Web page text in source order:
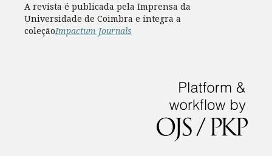
A revista é publicada pela Imprensa da
Universidade de Coimbra e integra a
coleçãoImpactum Journals